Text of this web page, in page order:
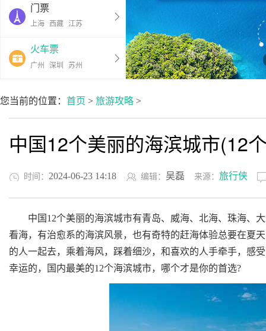
门票
上海 西藏 江苏
火车票
广州 深圳 苏州
您当前的位置： 首页 > 旅游攻略 >
中国12个美丽的海滨城市(12
时间： 2024-06-23 14:18 编辑： 吴磊 来源： 旅行侠
中国12个美丽的海滨城市有青岛、威海、北海、珠海、
看海，有治愈系的海滨风景，也有奇特的赶海体验总要在夏
的人一起去，乘着海风，踩着细沙，和喜欢的人手牵手，感
幸运的，国内最美的12个海滨城市，哪个才是你的首选?